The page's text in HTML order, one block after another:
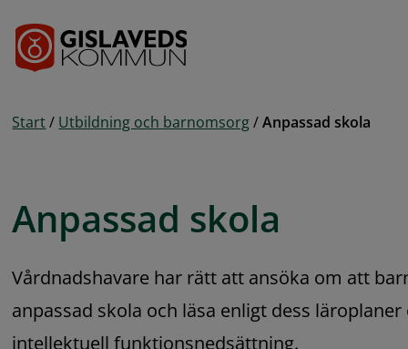
Start / Utbildning och barnomsorg / Anpassad skola
Anpassad skola
Vårdnadshavare har rätt att ansöka om att
anpassad skola och läsa enligt dess
intellektuell funktionsnedsättning.